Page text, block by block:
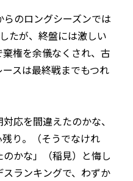
のロングシーズンでは
たが、終盤には激しい
権を余儀なくされ、古
スは最終戦までもつれ
応を間違えたのかな、
り。（そうでなけれ
かな」（稲見）と悔し
ランキングで、わずか